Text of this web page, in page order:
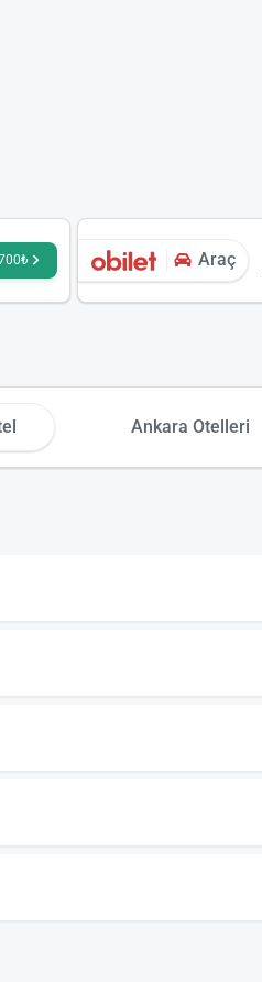
Araç
Ankara Otelleri